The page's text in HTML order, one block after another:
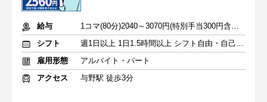
給与
1コマ(80分)2040～3070円(特別手当300円含む)+授業前後手当520円
シフト
週1日以上 1日1.5時間以上 シフト自由・自己申告
雇用形態
アルバイト・パート
アクセス
与野駅 徒歩3分